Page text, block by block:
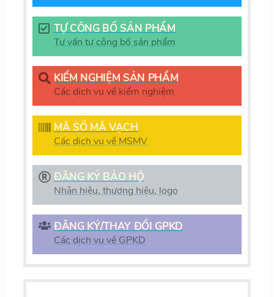
TỰ CÔNG BỐ SẢN PHẨM
Tư vấn tự công bố sản phẩm
KIỂM NGHIỆM SẢN PHẨM
Các dịch vụ về kiểm nghiệm
MÃ SỐ MÃ VẠCH
Các dịch vụ về MSMV
ĐĂNG KÝ BẢO HỘ
Nhãn hiệu, thương hiệu, logo
ĐĂNG KÝ/THAY ĐỔI GPKD
Các dịch vụ về GPKD